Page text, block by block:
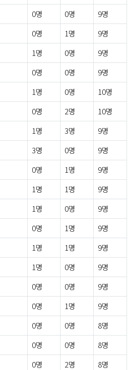
0명 0명
9명
0명 1명
9명
1명 0명
9명
0명 0명
9명
1명 0명
10명
0명 2명
10명
1명 3명
9명
3명 0명
9명
0명 1명
9명
1명 1명
9명
1명 0명
9명
0명 1명
9명
1명 1명
9명
1명 0명
9명
0명 0명
9명
0명 1명
9명
0명 0명
8명
0명 0명
8명
0명 2명
8명